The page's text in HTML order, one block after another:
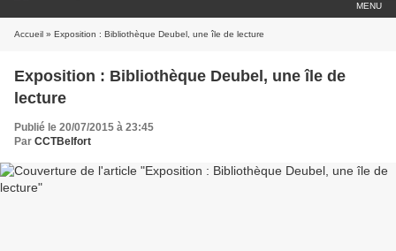
MENU
Accueil » Exposition : Bibliothèque Deubel, une île de lecture
Exposition : Bibliothèque Deubel, une île de
lecture
Publié le 20/07/2015 à 23:45
Par CCTBelfort